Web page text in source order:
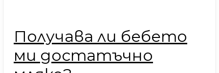
Получава ли бебето
ми достатъчно